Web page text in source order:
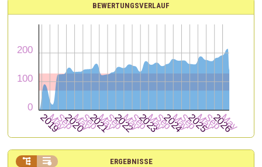
BEWERTUNGSVERLAUF
ERGEBNISSE
 